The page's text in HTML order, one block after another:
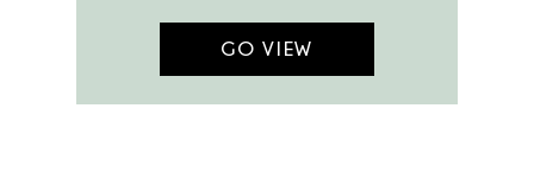
GO VIEW